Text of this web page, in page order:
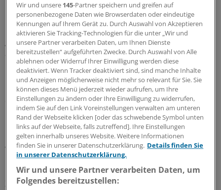
Das Kaposi-Sarkom tritt besonders häufig bei Aids-
Patienten auf, deren Immunsystem durch die Infektion
mit dem Humanen Immundefizienz-Virus 1 (HIV-1) stark
geschwächt ist. Ein Impfstoff gegen das Kaposi-Sarkom-
assoziierten Herpesvirus existiert bislang nicht. Auch die
Mechanismen, mit denen dieses Virus seinen Wirt
manipuliert und zur Entstehung von Krebs führt, sind
nicht vollständig aufgeklärt, heißt es in der Mitteilung
des HZI.
"Um Infektionen mit diesem Herpesvirus erfolgreich
behandeln zu können, müssen wir im Detail verstehen,
wie es unser Immunsystem steuert", wird Professor
Melanie Brinkmann in der HZI-Mitteilung zitiert.
Brinkmann leitet am Braunschweiger Helmholtz-
Zentrum für Infektionsforschung die Arbeitsgruppe
Wir und unsere 145-Partner speichern und greifen auf
personenbezogene Daten wie Browserdaten oder eindeutige
Kennungen auf Ihrem Gerät zu. Durch Auswahl von Akzeptieren
aktivieren Sie Tracking-Technologien für die unter „Wir und
unsere Partner verarbeiten Daten, um Ihnen Dienste
bereitzustellen“ aufgeführten Zwecke. Durch Auswahl von Alle
ablehnen oder Widerruf Ihrer Einwilligung werden diese
deaktiviert. Wenn Tracker deaktiviert sind, sind manche Inhalte
und Anzeigen möglicherweise nicht mehr so relevant für Sie. Sie
können dieses Menü jederzeit wieder aufrufen, um Ihre
Einstellungen zu ändern oder Ihre Einwilligung zu widerrufen,
indem Sie auf den Link Voreinstellungen verwalten am unteren
Rand der Webseite klicken [oder das schwebende Symbol unten
links auf der Webseite, falls zutreffend]. Ihre Einstellungen
gelten innerhalb unseres Website. Weitere Informationen
finden Sie in unserer Datenschutzerklärung. Details finden Sie
in unserer Datenschutzerklärung.
Wir und unsere Partner verarbeiten Daten, um
Folgendes bereitzustellen: